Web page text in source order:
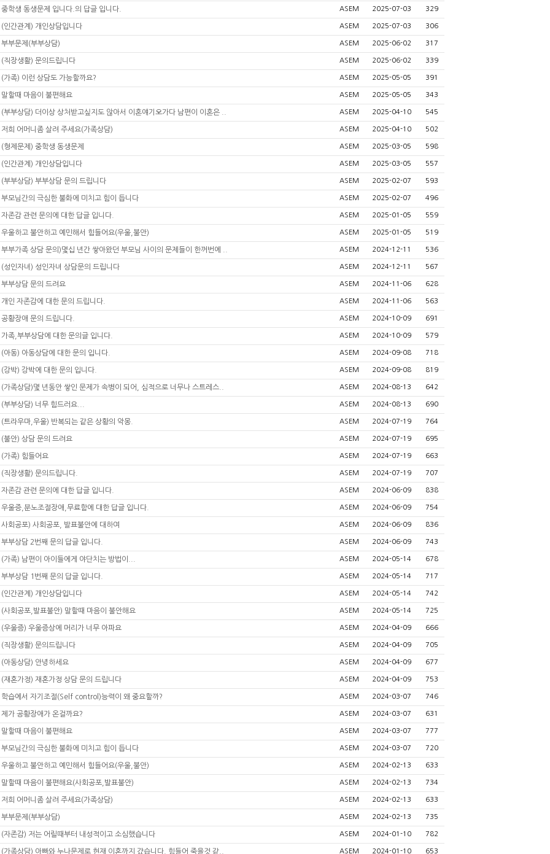
중학생 동생문제 입니다.의 답글 입니다. ASEM 2025-07-03 329
(인간관계) 개인상담입니다 ASEM 2025-07-03 306
부부문제(부부상담) ASEM 2025-06-02 317
(직장생활) 문의드립니다 ASEM 2025-06-02 339
(가족) 이런 상담도 가능할까요? ASEM 2025-05-05 391
말할때 마음이 불편해요 ASEM 2025-05-05 343
(부부상담) 더이상 상처받고싶지도 않아서 이혼얘기오가다 남편이 이혼은 .. ASEM 2025-04-10 545
저희 어머니좀 살려 주세요(가족상담) ASEM 2025-04-10 502
(형제문제) 중학생 동생문제 ASEM 2025-03-05 598
(인간관계) 개인상담입니다 ASEM 2025-03-05 557
(부부상담) 부부상담 문의 드립니다 ASEM 2025-02-07 593
부모님간의 극심한 불화에 미치고 힘이 듭니다 ASEM 2025-02-07 496
자존감 관련 문의에 대한 답글 입니다. ASEM 2025-01-05 559
우울하고 불안하고 예민해서 힘들어요(우울,불안) ASEM 2025-01-05 519
부부가족 상담 문의)몇십 년간 쌓아왔던 부모님 사이의 문제들이 한꺼번에 .. ASEM 2024-12-11 536
(성인자녀) 성인자녀 상담문의 드립니다 ASEM 2024-12-11 567
부부상담 문의 드려요 ASEM 2024-11-06 628
개인 자존감에 대한 문의 드립니다. ASEM 2024-11-06 563
공황장애 문의 드립니다. ASEM 2024-10-09 691
가족,부부상담에 대한 문의글 입니다. ASEM 2024-10-09 579
(아동) 아동상담에 대한 문의 입니다. ASEM 2024-09-08 718
(강박) 강박에 대한 문의 입니다. ASEM 2024-09-08 819
(가족상담)몇 년동안 쌓인 문제가 속병이 되어, 심적으로 너무나 스트레스.. ASEM 2024-08-13 642
(부부상담) 너무 힘드러요... ASEM 2024-08-13 690
(트라우마,우울) 반복되는 같은 상황의 악몽. ASEM 2024-07-19 764
(불안) 상담 문의 드려요 ASEM 2024-07-19 695
(가족) 힘들어요 ASEM 2024-07-19 663
(직장생활) 문의드립니다. ASEM 2024-07-19 707
자존감 관련 문의에 대한 답글 입니다. ASEM 2024-06-09 838
우울증,분노조절장애,무료함에 대한 답글 입니다. ASEM 2024-06-09 754
사회공포) 사회공포, 발표불안에 대하여 ASEM 2024-06-09 836
부부상담 2번째 문의 답글 입니다. ASEM 2024-06-09 743
(가족) 남편이 아이들에게 야단치는 방법이... ASEM 2024-05-14 678
부부상담 1번째 문의 답글 입니다. ASEM 2024-05-14 717
(인간관계) 개인상담입니다 ASEM 2024-05-14 742
(사회공포,발표불안) 말할때 마음이 불안해요 ASEM 2024-05-14 725
(우울증) 우울증상에 머리가 너무 아파요 ASEM 2024-04-09 666
(직장생활) 문의드립니다 ASEM 2024-04-09 705
(아동상담) 안녕하세요 ASEM 2024-04-09 677
(재혼가정) 재혼가정 상담 문의 드립니다 ASEM 2024-04-09 753
학습에서 자기조절(Self control)능력이 왜 중요할까? ASEM 2024-03-07 746
제가 공황장애가 온걸까요? ASEM 2024-03-07 631
말할때 마음이 불편해요 ASEM 2024-03-07 777
부모님간의 극심한 불화에 미치고 힘이 듭니다 ASEM 2024-03-07 720
우울하고 불안하고 예민해서 힘들어요(우울,불안) ASEM 2024-02-13 633
말할때 마음이 불편해요(사회공포,발표불안) ASEM 2024-02-13 734
저희 어머니좀 살려 주세요(가족상담) ASEM 2024-02-13 633
부부문제(부부상담) ASEM 2024-02-13 735
(자존감) 저는 어릴때부터 내성적이고 소심했습니다 ASEM 2024-01-10 782
(가족상담) 아빠와 누나문제로 현재 이혼까지 갔습니다. 힘들어 죽을것 같.. ASEM 2024-01-10 653